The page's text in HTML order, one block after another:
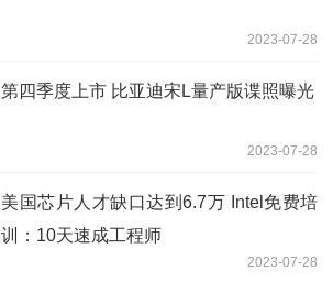
2023-07-28
第四季度上市 比亚迪宋L量产版谍照曝光
2023-07-28
美国芯片人才缺口达到6.7万 Intel免费培
训：10天速成工程师
2023-07-28